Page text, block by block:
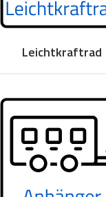
Leichtkraftrad